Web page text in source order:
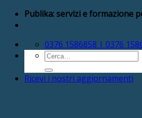
Salta Publika: servizi e formazione
0376 1586858 | 0376
Cerca:
Ricevi i nostri aggiornamenti